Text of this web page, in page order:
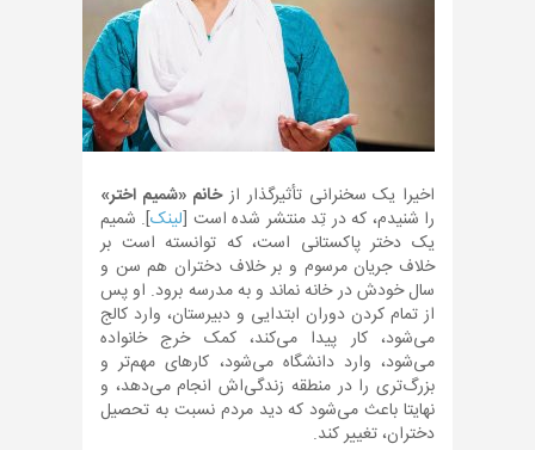
اخیرا یک سخنرانی تأثیرگذار ازخانم «شمیم اختر»
را شنیدم، که در تِد منتشر شده است [لینک]. شمیم
یک دختر پاکستانی است، که توانسته است بر
خلاف جریان مرسوم و بر خلاف دختران هم سن و
سال خودش در خانه نماند و به مدرسه برود. او پس
از تمام کردن دوران ابتدایی و دبیرستان، وارد کالج
می‌شود، کار پیدا می‌کند، کمک خرج خانواده
می‌شود، وارد دانشگاه می‌شود، کارهای مهم‌تر و
بزرگ‌تری را در منطقه زندگی‌اش انجام می‌دهد، و
نهایتا باعث می‌شود که دید مردم نسبت به تحصیل
دختران، تغییر کند.